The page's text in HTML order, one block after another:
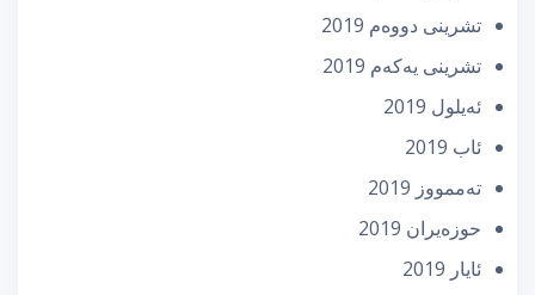
تشرینی دووه‌م 2019
تشرینی یه‌كه‌م 2019
ئه‌یلول 2019
ئاب 2019
تەممووز 2019
حوزه‌یران 2019
ئایار 2019